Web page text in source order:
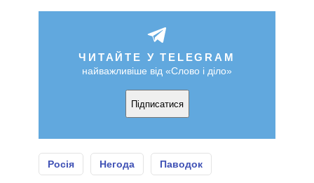
ЧИТАЙТЕ У TELEGRAM
найважливіше від «Слово і діло»
Підписатися
Росія Негода Паводок